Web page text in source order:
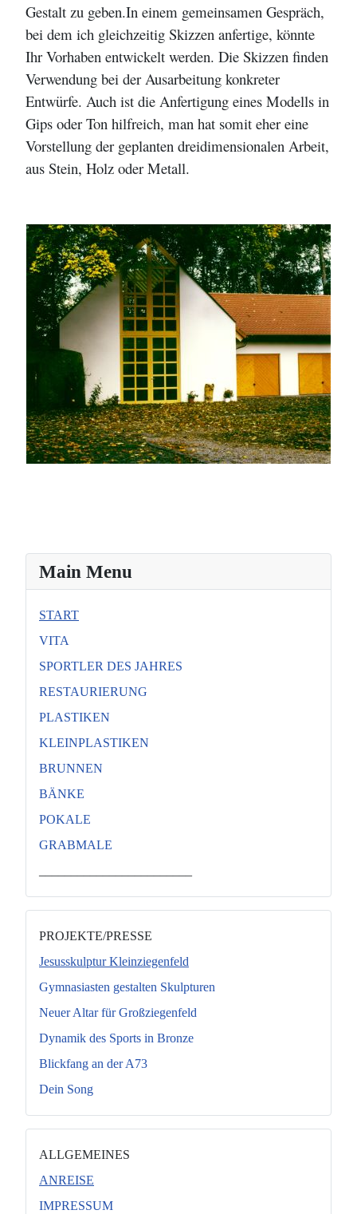
Gestalt zu geben.In einem gemeinsamen Gespräch,
bei dem ich gleichzeitig Skizzen anfertige, könnte
Ihr Vorhaben entwickelt werden. Die Skizzen finden
Verwendung bei der Ausarbeitung konkreter
Entwürfe. Auch ist die Anfertigung eines Modells in
Gips oder Ton hilfreich, man hat somit eher eine
Vorstellung der geplanten dreidimensionalen Arbeit,
aus Stein, Holz oder Metall.
Main Menu
START
VITA
SPORTLER DES JAHRES
RESTAURIERUNG
PLASTIKEN
KLEINPLASTIKEN
BRUNNEN
BÄNKE
POKALE
GRABMALE
PROJEKTE/PRESSE
Jesusskulptur Kleinziegenfeld
Gymnasiasten gestalten Skulpturen
Neuer Altar für Großziegenfeld
Dynamik des Sports in Bronze
Blickfang an der A73
Dein Song
ALLGEMEINES
ANREISE
IMPRESSUM